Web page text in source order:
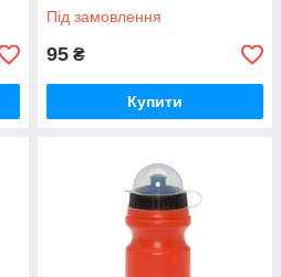
Під замовлення
95 ₴
Купити